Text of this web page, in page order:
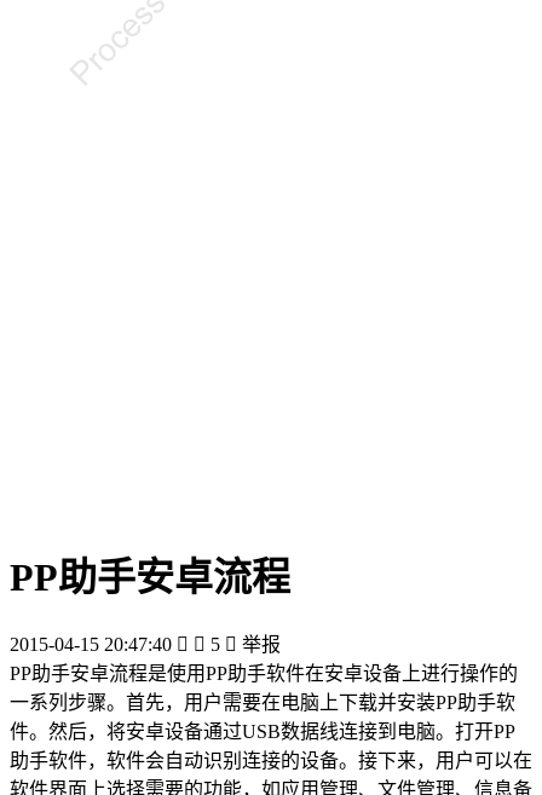
PP助手安卓流程
2015-04-15 20:47:40   5  举报
PP助手安卓流程是使用PP助手软件在安卓设备上进行操作的
一系列步骤。首先，用户需要在电脑上下载并安装PP助手软
件。然后，将安卓设备通过USB数据线连接到电脑。打开PP
助手软件，软件会自动识别连接的设备。接下来，用户可以在
软件界面上选择需要的功能，如应用管理、文件管理、信息备